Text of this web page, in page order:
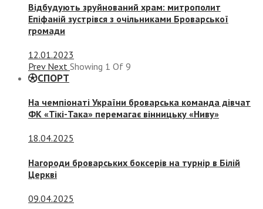
Відбудують зруйнований храм: митрополит
Епіфаній зустрівся з очільниками Броварської
громади
12.01.2023
Prev Next Showing 1 Of 9
СПОРТ
На чемпіонаті України броварська команда дівчат
ФК «Тікі-Така» перемагає вінницьку «Ниву»
18.04.2025
Нагороди броварських боксерів на турнір в Білій
Церкві
09.04.2025